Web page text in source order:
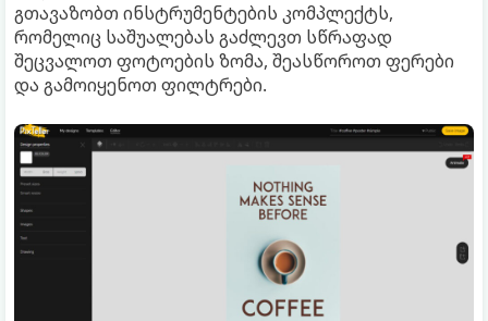
გთავაზობთ ინსტრუმენტების კომპლექტს,
რომელიც საშუალებას გაძლევთ სწრაფად
შეცვალოთ ფოტოების ზომა, შეასწოროთ ფერები
და გამოიყენოთ ფილტრები.